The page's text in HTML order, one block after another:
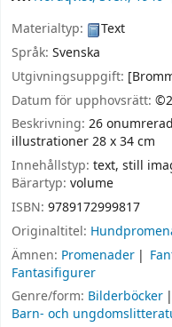
Materialtyp:
Text
Språk: Svenska
Utgivningsuppgift:
Datum för upphovsrätt:
Beskrivning: 26
illustrationer 28 x 34 cm
Innehållstyp: text, still
Bärartyp: volume
ISBN: 9789172999817
Originaltitel:
Ämnen: Promenader
Fantasifigurer
Genre/form: Bilderböcker
Barn- och